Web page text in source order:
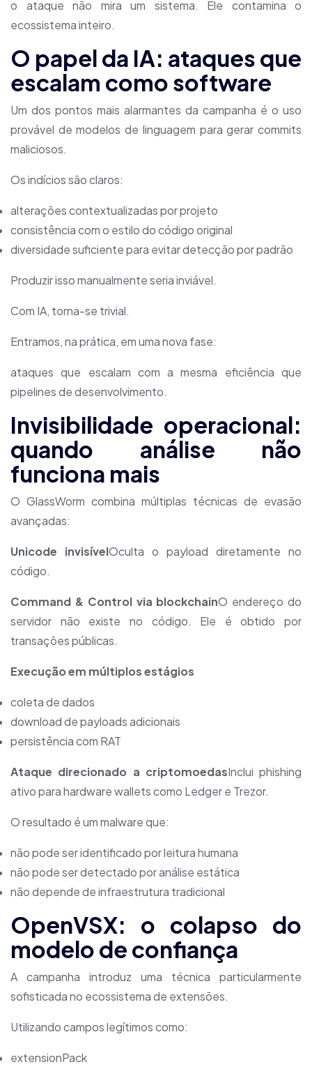
o ataque não mira um sistema. Ele contamina o
ecossistema inteiro.
O papel da IA: ataques que
escalam como software
Um dos pontos mais alarmantes da campanha é o uso
provável de modelos de linguagem para gerar commits
maliciosos.
Os indícios são claros:
alterações contextualizadas por projeto
consistência com o estilo do código original
diversidade suficiente para evitar detecção por padrão
Produzir isso manualmente seria inviável.
Com IA, torna-se trivial.
Entramos, na prática, em uma nova fase:
ataques que escalam com a mesma eficiência que
pipelines de desenvolvimento.
Invisibilidade operacional:
quando análise não
funciona mais
O GlassWorm combina múltiplas técnicas de evasão
avançadas:
Unicode invisívelOculta o payload diretamente no
código.
Command & Control via blockchainO endereço do
servidor não existe no código. Ele é obtido por
transações públicas.
Execução em múltiplos estágios
coleta de dados
download de payloads adicionais
persistência com RAT
Ataque direcionado a criptomoedasInclui phishing
ativo para hardware wallets como Ledger e Trezor.
O resultado é um malware que:
não pode ser identificado por leitura humana
não pode ser detectado por análise estática
não depende de infraestrutura tradicional
OpenVSX: o colapso do
modelo de confiança
A campanha introduz uma técnica particularmente
sofisticada no ecossistema de extensões.
Utilizando campos legítimos como:
extensionPack